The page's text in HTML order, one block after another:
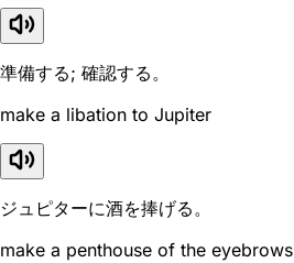
準備する; 確認する。
make a libation to Jupiter
ジュピターに酒を捧げる。
make a penthouse of the eyebrows